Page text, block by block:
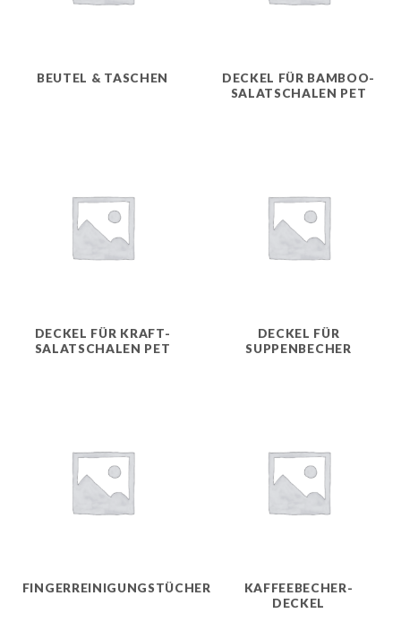
BEUTEL & TASCHEN
DECKEL FÜR BAMBOO-
SALATSCHALEN PET
DECKEL FÜR KRAFT-
SALATSCHALEN PET
DECKEL FÜR
SUPPENBECHER
FINGERREINIGUNGSTÜCHER
KAFFEEBECHER-
DECKEL